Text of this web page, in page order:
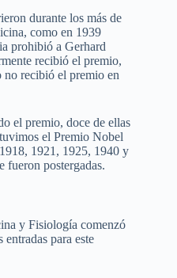
durante los más de
como en 1939
prohibió a Gerhard
recibió el premio,
recibió el premio en
el premio, doce de ellas
el Premio Nobel
1921, 1925, 1940 y
fueron postergadas.
y Fisiología comenzó
para este